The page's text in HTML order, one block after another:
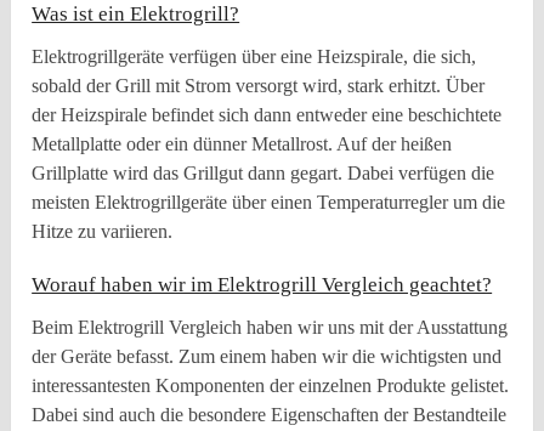
Was ist ein Elektrogrill?
Elektrogrillgeräte verfügen über eine Heizspirale, die sich,
sobald der Grill mit Strom versorgt wird, stark erhitzt. Über
der Heizspirale befindet sich dann entweder eine beschichtete
Metallplatte oder ein dünner Metallrost. Auf der heißen
Grillplatte wird das Grillgut dann gegart. Dabei verfügen die
meisten Elektrogrillgeräte über einen Temperaturregler um die
Hitze zu variieren.
Worauf haben wir im Elektrogrill Vergleich geachtet?
Beim Elektrogrill Vergleich haben wir uns mit der Ausstattung
der Geräte befasst. Zum einem haben wir die wichtigsten und
interessantesten Komponenten der einzelnen Produkte gelistet.
Dabei sind auch die besondere Eigenschaften der Bestandteile